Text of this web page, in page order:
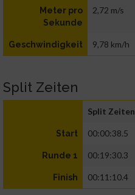
Meter pro
Sekunde
2,72 m/s
Geschwindigkeit 9,78 km/h
Split Zeiten
Split Zeiten
Start 00:00:38.5
Runde 1 00:19:30.3
Finish 00:11:10.4